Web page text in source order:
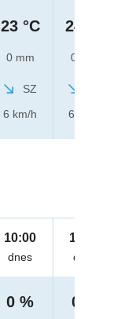
23 °C
0 mm
SZ
6 km/h
24 °C
0 mm
6 km/h
10:00
dnes
0 %
11:00
dnes
0 %